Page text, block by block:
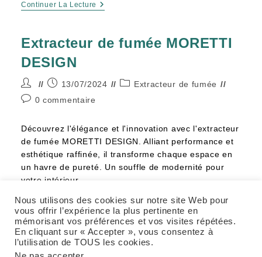
Continuer La Lecture
Extracteur de fumée MORETTI
DESIGN
13/07/2024
Extracteur de fumée
0 commentaire
Découvrez l'élégance et l'innovation avec l'extracteur
de fumée MORETTI DESIGN. Alliant performance et
esthétique raffinée, il transforme chaque espace en
un havre de pureté. Un souffle de modernité pour
votre intérieur.
Continuer La Lecture
Nous utilisons des cookies sur notre site Web pour
vous offrir l’expérience la plus pertinente en
mémorisant vos préférences et vos visites répétées.
En cliquant sur « Accepter », vous consentez à
l’utilisation de TOUS les cookies.